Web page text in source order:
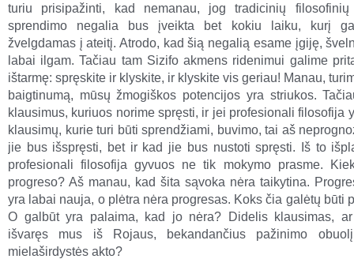
turiu prisipažinti, kad nemanau, jog tradicinių filosofinių
sprendimo negalia bus įveikta bet kokiu laiku, kurį
žvelgdamas į ateitį. Atrodo, kad šią negalią esame įgiję,
labai ilgam. Tačiau tam Sizifo akmens ridenimui galime
ištarmę: spręskite ir klyskite, ir klyskite vis geriau! Manau,
baigtinumą, mūsų žmogiškos potencijos yra striukos.
klausimus, kuriuos norime spręsti, ir jei profesionali filosofija
klausimų, kurie turi būti sprendžiami, buvimo, tai aš
jie bus išspręsti, bet ir kad jie bus nustoti spręsti. Iš to
profesionali filosofija gyvuos ne tik mokymo prasme.
progreso? Aš manau, kad šita sąvoka nėra taikytina.
yra labai nauja, o plėtra nėra progresas. Koks čia galėtų būti
O galbūt yra palaima, kad jo nėra? Didelis klausimas, ar
išvaręs mus iš Rojaus, bekandančius pažinimo
mielaširdystės akto?